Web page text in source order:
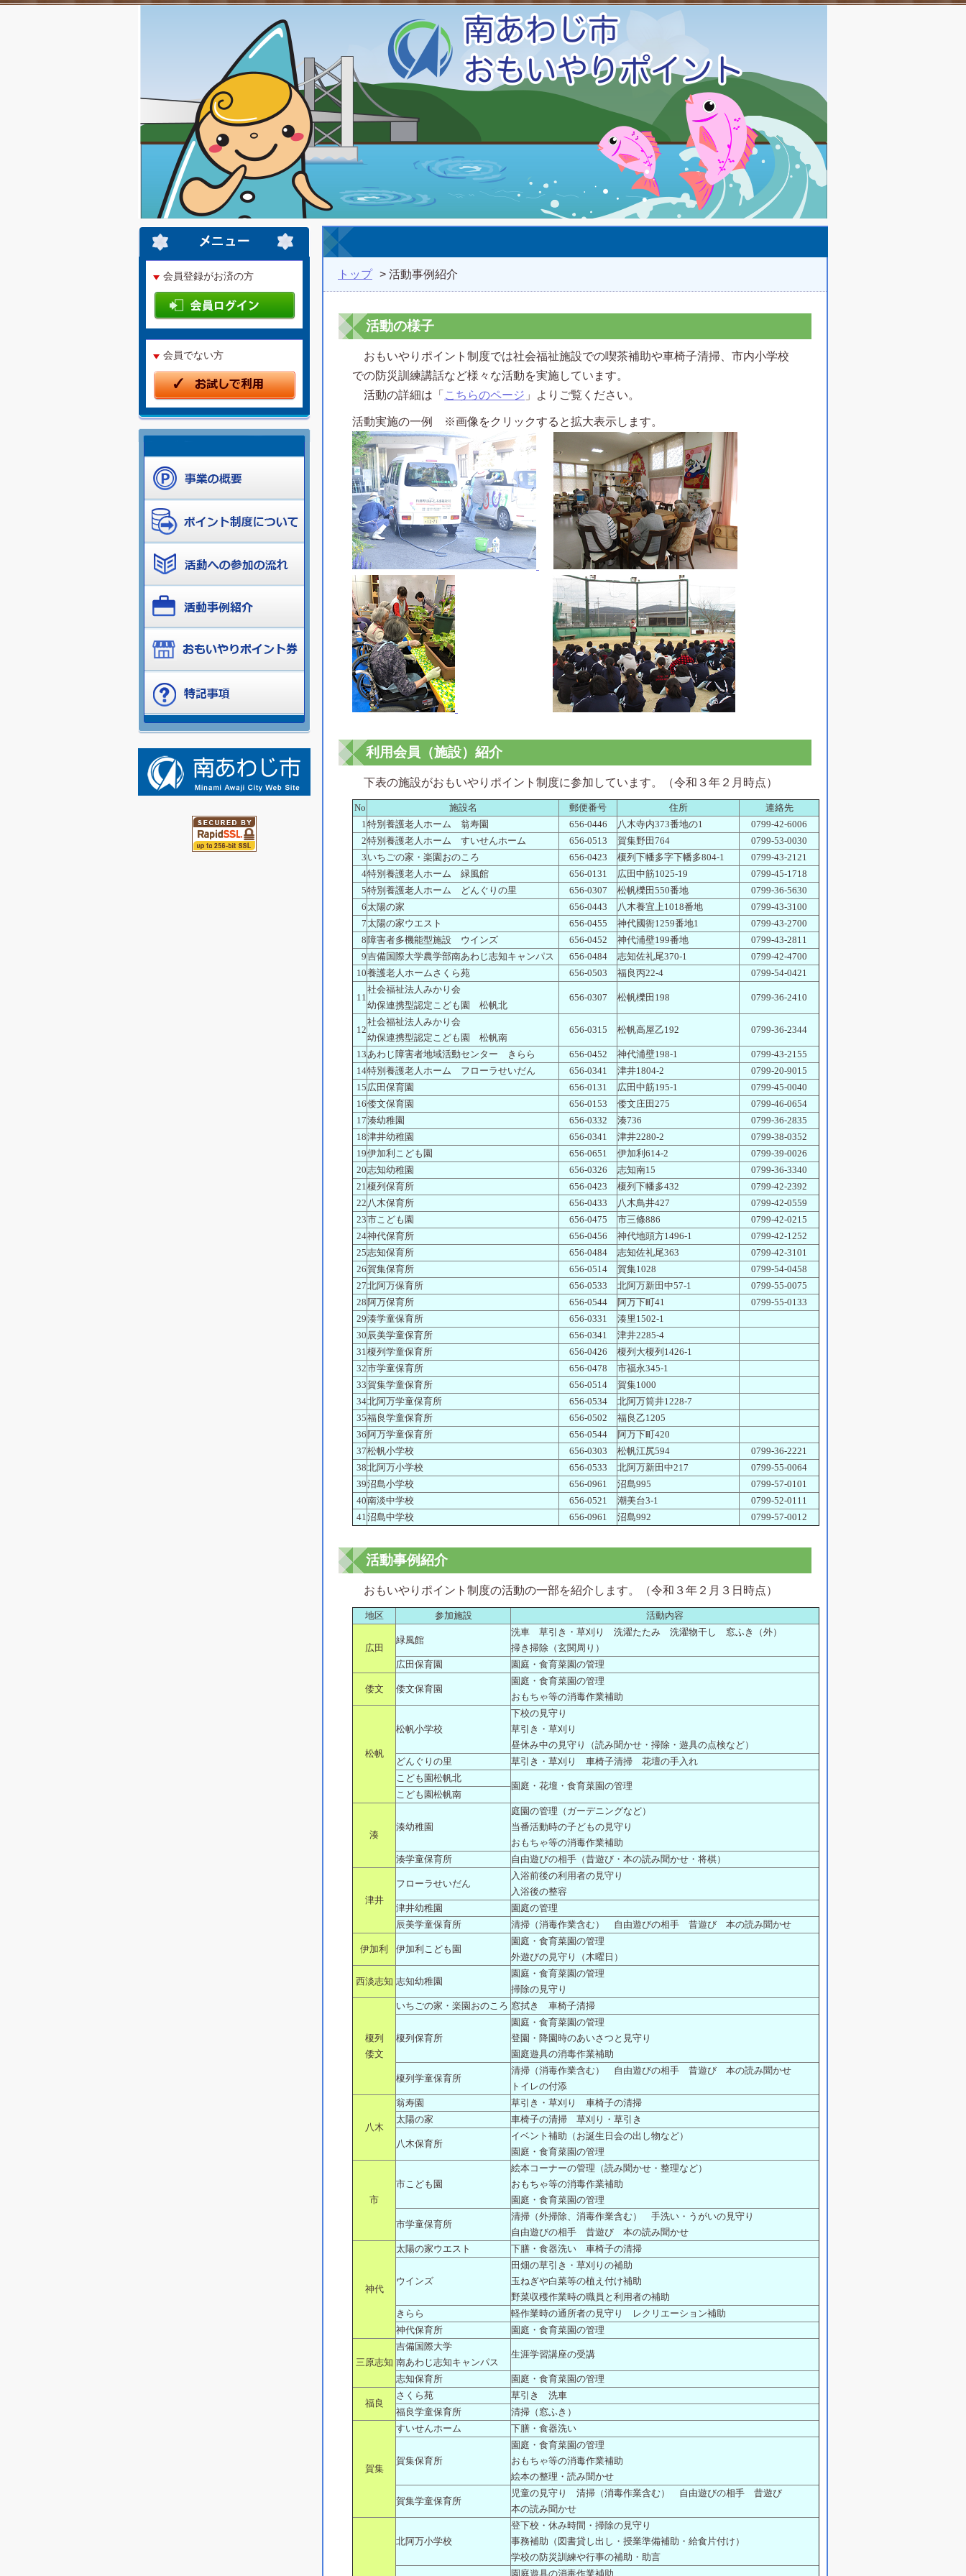
会員登録がお済の方
会員でない方
トップ > 活動事例紹介
活動の様子
おもいやりポイント制度では社会福祉施設での喫茶補助や車椅子清掃、市内小学校
での防災訓練講話など様々な活動を実施しています。
活動の詳細は「 こちらのページ 」よりご覧ください。
活動実施の一例 ※画像をクリックすると拡大表示します。
利用会員（施設）紹介
下表の施設がおもいやりポイント制度に参加しています。（令和３年２月時点）
No 施設名 郵便番号 住所
連絡先
1特別養護老人ホーム 翁寿園 656-0446 八木寺内373番地の1
0799-42-6006
2特別養護老人ホーム すいせんホーム 656-0513 賀集野田764
0799-53-0030
3 いちごの家・楽園おのころ 656-0423 榎列下幡多字下幡多804-1
0799-43-2121
4特別養護老人ホーム 緑風館 656-0131 広田中筋1025-19
0799-45-1718
5特別養護老人ホーム どんぐりの里 656-0307 松帆櫟田550番地
0799-36-5630
6太陽の家 656-0443 八木養宜上1018番地
0799-43-3100
7太陽の家ウエスト 656-0455 神代國衙1259番地1
0799-43-2700
8 障害者多機能型施設 ウインズ 656-0452 神代浦壁199番地
0799-43-2811
9吉備国際大学農学部南あわじ志知キャンパス 656-0484 志知佐礼尾370-1
0799-42-4700
10養護老人ホームさくら苑 656-0503 福良丙22-4 0799-54-0421
11
社会福祉法人みかり会
幼保連携型認定こども園 松帆北
656-0307 松帆櫟田198 0799-36-2410
12
社会福祉法人みかり会
幼保連携型認定こども園 松帆南
656-0315 松帆高屋乙192 0799-36-2344
13あわじ障害者地域活動センター きらら 656-0452 神代浦壁198-1
0799-43-2155
14特別養護老人ホーム フローラせいだん 656-0341 津井1804-2
0799-20-9015
15 広田保育園 656-0131 広田中筋195-1
0799-45-0040
16倭文保育園 656-0153 倭文庄田275
0799-46-0654
17湊幼稚園 656-0332 湊736
0799-36-2835
18津井幼稚園 656-0341 津井2280-2
0799-38-0352
19伊加利こども園 656-0651 伊加利614-2
0799-39-0026
20志知幼稚園 656-0326 志知南15
0799-36-3340
21榎列保育所 656-0423 榎列下幡多432
0799-42-2392
22 八木保育所 656-0433 八木鳥井427
0799-42-0559
23市こども園 656-0475 市三條886
0799-42-0215
24神代保育所 656-0456 神代地頭方1496-1
0799-42-1252
25志知保育所 656-0484 志知佐礼尾363
0799-42-3101
26賀集保育所 656-0514 賀集1028
0799-54-0458
27北阿万保育所 656-0533 北阿万新田中57-1
0799-55-0075
28 阿万保育所 656-0544 阿万下町41
0799-55-0133
29湊学童保育所 656-0331
湊里1502-1
30 辰美学童保育所 656-0341
津井2285-4
31榎列学童保育所 656-0426
榎列大榎列1426-1
32市学童保育所 656-0478
市福永345-1
33賀集学童保育所 656-0514
賀集1000
34北阿万学童保育所 656-0534
北阿万筒井1228-7
35福良学童保育所 656-0502
福良乙1205
36 阿万学童保育所 656-0544
阿万下町420
37松帆小学校 656-0303 松帆江尻594
0799-36-2221
38北阿万小学校 656-0533 北阿万新田中217
0799-55-0064
39沼島小学校 656-0961 沼島995
0799-57-0101
40南淡中学校 656-0521 潮美台3-1
0799-52-0111
41沼島中学校 656-0961 沼島992 0799-57-0012
活動事例紹介
おもいやりポイント制度の活動の一部を紹介します。（令和３年２月３日時点）
地区 参加施設 活動内容
広田
緑風館
洗車 草引き・草刈り 洗濯たたみ 洗濯物干し 窓ふき（外）
掃き掃除（玄関周り）
広田保育園
園庭・食育菜園の管理
倭文 倭文保育園
園庭・食育菜園の管理
おもちゃ等の消毒作業補助
松帆
松帆小学校
下校の見守り
草引き・草刈り
昼休み中の見守り（読み聞かせ・掃除・遊具の点検など）
どんぐりの里
草引き・草刈り 車椅子清掃 花壇の手入れ
こども園松帆北
園庭・花壇・食育菜園の管理
こども園松帆南
湊
湊幼稚園
庭園の管理（ガーデニングなど）
当番活動時の子どもの見守り
おもちゃ等の消毒作業補助
湊学童保育所
自由遊びの相手（昔遊び・本の読み聞かせ・将棋）
津井
フローラせいだん
入浴前後の利用者の見守り
入浴後の整容
津井幼稚園
園庭の管理
辰美学童保育所
清掃（消毒作業含む） 自由遊びの相手 昔遊び 本の読み聞かせ
伊加利 伊加利こども園
園庭・食育菜園の管理
外遊びの見守り（木曜日）
西淡志知 志知幼稚園
園庭・食育菜園の管理
掃除の見守り
榎列
倭文
いちごの家・楽園おのころ 窓拭き 車椅子清掃
榎列保育所
園庭・食育菜園の管理
登園・降園時のあいさつと見守り
園庭遊具の消毒作業補助
榎列学童保育所
清掃（消毒作業含む） 自由遊びの相手 昔遊び 本の読み聞かせ
トイレの付添
八木
翁寿園
草引き・草刈り 車椅子の清掃
太陽の家
車椅子の清掃 草刈り・草引き
八木保育所
イベント補助（お誕生日会の出し物など）
園庭・食育菜園の管理
市
市こども園
絵本コーナーの管理（読み聞かせ・整理など）
おもちゃ等の消毒作業補助
園庭・食育菜園の管理
市学童保育所
清掃（外掃除、消毒作業含む） 手洗い・うがいの見守り
自由遊びの相手 昔遊び 本の読み聞かせ
神代
太陽の家ウエスト 下膳・食器洗い 車椅子の清掃
ウインズ
田畑の草引き・草刈りの補助
玉ねぎや白菜等の植え付け補助
野菜収穫作業時の職員と利用者の補助
きらら
軽作業時の通所者の見守り レクリエーション補助
神代保育所
園庭・食育菜園の管理
三原志知
吉備国際大学
南あわじ志知キャンパス
生涯学習講座の受講
志知保育所 園庭・食育菜園の管理
福良
さくら苑
草引き 洗車
福良学童保育所
清掃（窓ふき）
賀集
すいせんホーム 下膳・食器洗い
賀集保育所
園庭・食育菜園の管理
おもちゃ等の消毒作業補助
絵本の整理・読み聞かせ
賀集学童保育所
児童の見守り 清掃（消毒作業含む） 自由遊びの相手 昔遊び
本の読み聞かせ
北阿万小学校
登下校・休み時間・掃除の見守り
事務補助（図書貸し出し・授業準備補助・給食片付け）
学校の防災訓練や行事の補助・助言
園庭遊具の消毒作業補助